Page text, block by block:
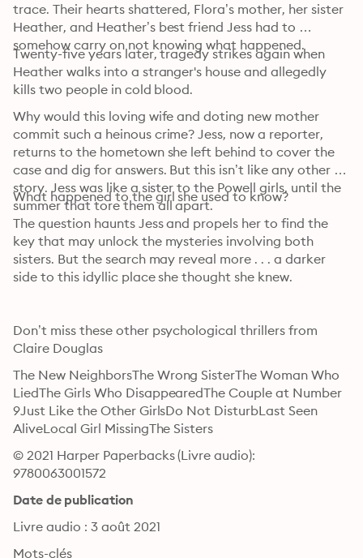
trace. Their hearts shattered, Flora’s mother, her sister
Heather, and Heather’s best friend Jess had to
somehow carry on not knowing what happened.
Twenty-five years later, tragedy strikes again when
Heather walks into a stranger's house and allegedly
kills two people in cold blood.
Why would this loving wife and doting new mother
commit such a heinous crime? Jess, now a reporter,
returns to the hometown she left behind to cover the
case and dig for answers. But this isn’t like any other
story. Jess was like a sister to the Powell girls, until the
summer that tore them all apart.
What happened to the girl she used to know?
The question haunts Jess and propels her to find the
key that may unlock the mysteries involving both
sisters. But the search may reveal more . . . a darker
side to this idyllic place she thought she knew.
Don’t miss these other psychological thrillers from
Claire Douglas
The New NeighborsThe Wrong SisterThe Woman Who
LiedThe Girls Who DisappearedThe Couple at Number
9Just Like the Other GirlsDo Not DisturbLast Seen
AliveLocal Girl MissingThe Sisters
© 2021 Harper Paperbacks (Livre audio):
9780063001572
Date de publication
Livre audio : 3 août 2021
Mots-clés